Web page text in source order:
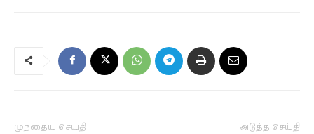
முந்தைய செய்தி அடுத்த செய்தி